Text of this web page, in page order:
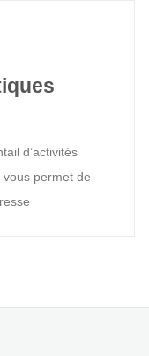
d’activités
permet de